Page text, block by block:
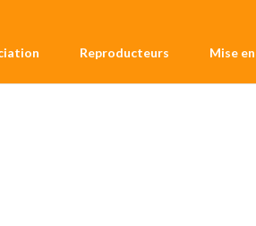
Reproducteurs Mise